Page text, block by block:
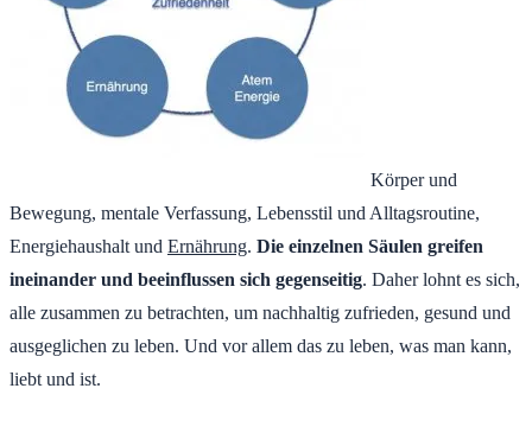
Körper und
Bewegung, mentale Verfassung, Lebensstil und Alltagsroutine,
Energiehaushalt und Ernährung. Die einzelnen Säulen greifen
ineinander und beeinflussen sich gegenseitig. Daher lohnt es sich,
alle zusammen zu betrachten, um nachhaltig zufrieden, gesund und
ausgeglichen zu leben. Und vor allem das zu leben, was man kann,
liebt und ist.